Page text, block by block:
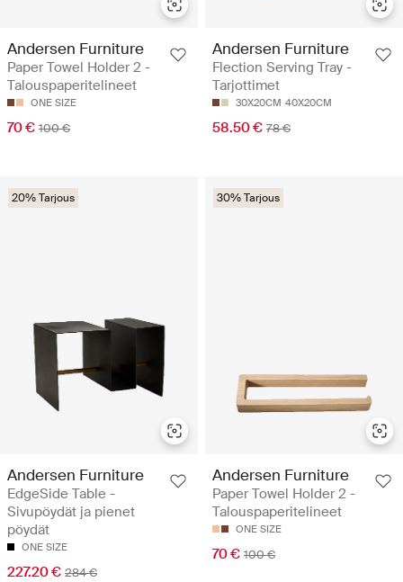
Andersen Furniture
Paper Towel Holder 2 -
Talouspaperitelineet
ONE SIZE
70 € 100 €
Andersen Furniture
Flection Serving Tray -
Tarjottimet
30X20CM 40X20CM
58.50 € 78 €
20% Tarjous
Andersen Furniture
EdgeSide Table -
Sivupöydät ja pienet
pöydät
ONE SIZE
227.20 € 284 €
30% Tarjous
Andersen Furniture
Paper Towel Holder 2 -
Talouspaperitelineet
ONE SIZE
70 € 100 €